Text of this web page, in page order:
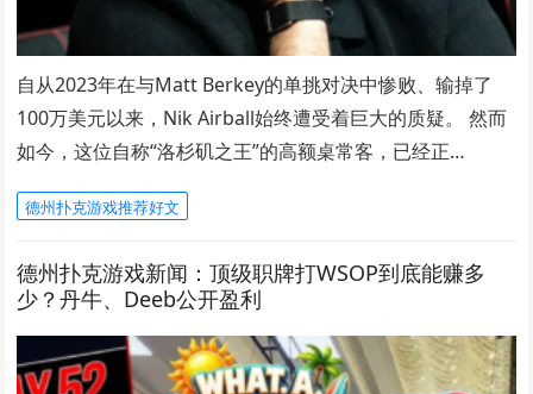
自从2023年在与Matt Berkey的单挑对决中惨败、输掉了
100万美元以来，Nik Airball始终遭受着巨大的质疑。 然而
如今，这位自称“洛杉矶之王”的高额桌常客，已经正…
德州扑克游戏推荐好文
德州扑克游戏新闻：顶级职牌打WSOP到底能赚多
少？丹牛、Deeb公开盈利